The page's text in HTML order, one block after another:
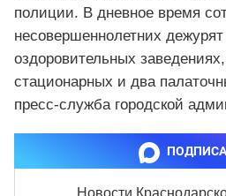
полиции. В дневное время
несовершеннолетних
оздоровительных
стационарных и два
пресс-служба городской